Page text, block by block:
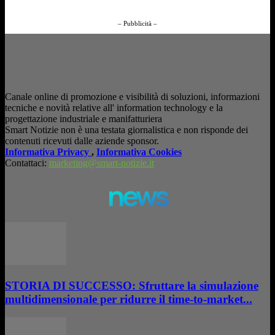
– Pubblicità –
Canale online di promozione e visibilità di soluzioni, informazioni
tecniche e novità relative all' information technology e la
progettazione industriale e manifatturiera
Smart Notizie non è una testata giornalistica e non risponde dei
contenuti ricevuti dalle aziende sponsor.
Informativa Privacy , Informativa Cookies
Contattaci: marketing@smart-notizie.it
news
STORIA DI SUCCESSO: Sfruttare la simulazione
multidimensionale per ridurre il time-to-market...